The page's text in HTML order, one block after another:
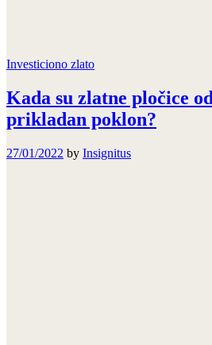
Investiciono zlato
Kada su zlatne pločice
prikladan poklon?
27/01/2022 by Insignitus